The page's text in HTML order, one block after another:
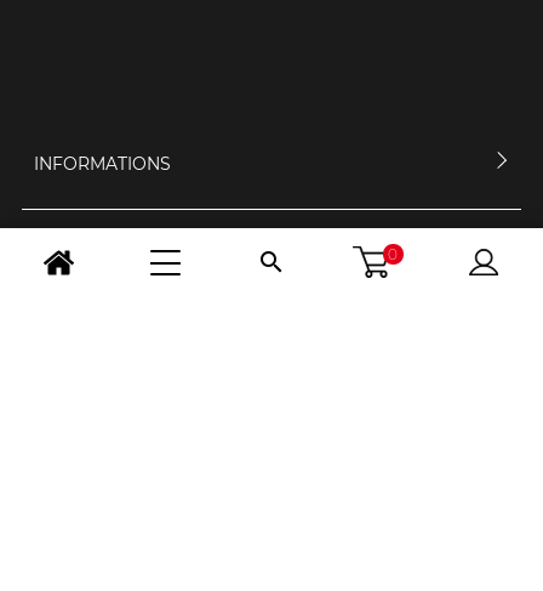
INFORMATIONS
MON COMPTE  0